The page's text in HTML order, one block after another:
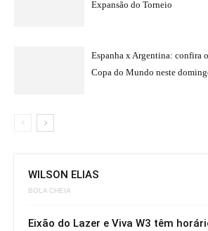
Expansão do Torneio
Espanha x Argentina: confira
Copa do Mundo neste
WILSON ELIAS
BOLA CHEIA
Eixão do Lazer e Viva W3 têm